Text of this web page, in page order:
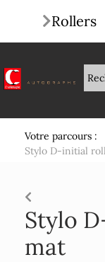
Votre parcours :
Stylo D-initial
Stylo
mat
Rollers